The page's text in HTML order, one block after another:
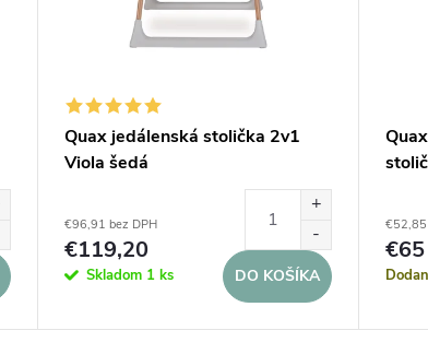
Quax jedálenská stolička 2v1
Viola šedá
€96,91 bez DPH
€119,20
Skladom 1 ks DO KOŠÍKA
€52,85
€65